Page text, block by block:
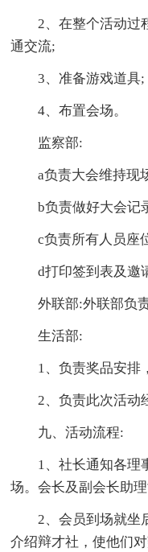
2、在整个活动过
通交流;
3、准备游戏道具;
4、布置会场。
监察部:
a负责大会维持现
b负责做好大会记
c负责所有人员座
d打印签到表及邀
外联部:外联部负
生活部:
1、负责奖品安排
2、负责此次活动
九、活动流程:
1、社长通知各理
场。会长及副会长助理
2、会员到场就坐
介绍辩才社，使他们